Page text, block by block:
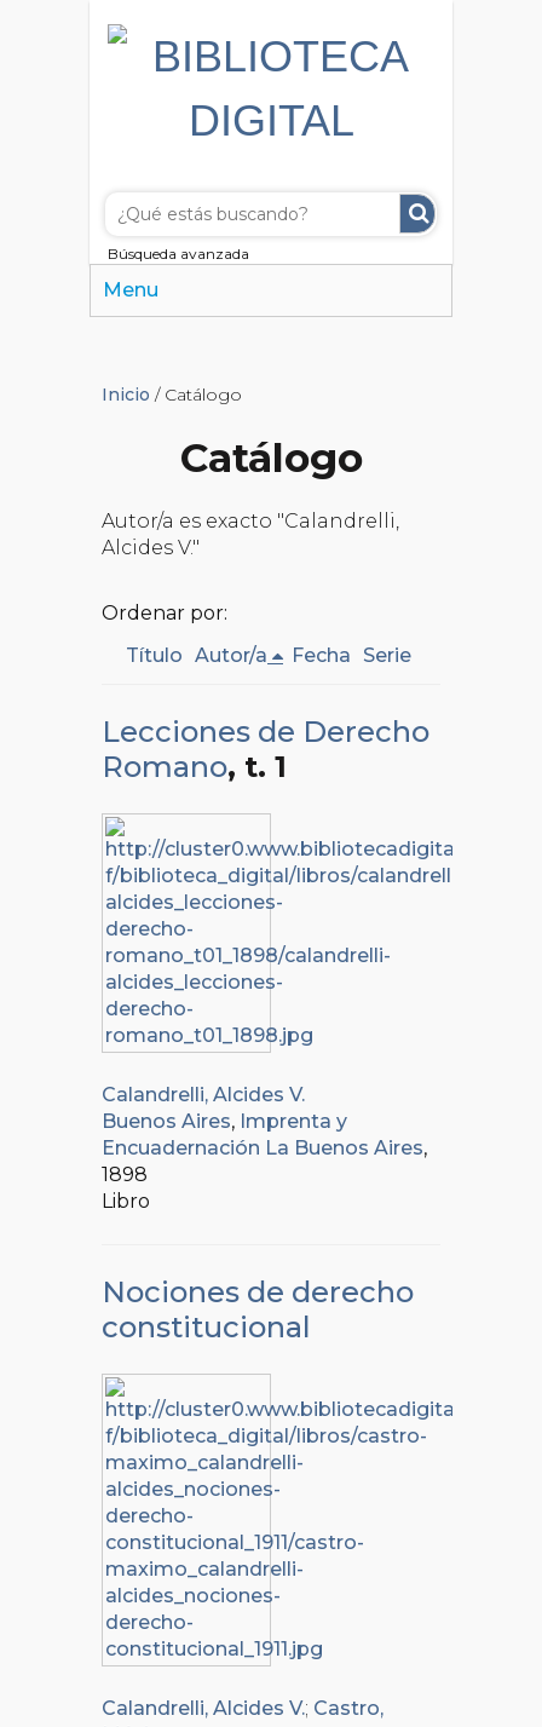
Búsqueda avanzada
Menu
Inicio / Catálogo
Catálogo
Autor/a es exacto "Calandrelli,
Alcides V."
Ordenar por:
Título Autor/a Fecha Serie
Lecciones de Derecho
Romano, t. 1
Calandrelli, Alcides V.
Buenos Aires, Imprenta y
Encuadernación La Buenos Aires,
1898
Libro
Nociones de derecho
constitucional
Calandrelli, Alcides V.; Castro,